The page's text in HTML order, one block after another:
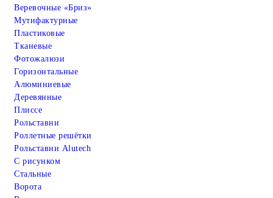
Веревочные «Бриз»
Мутифактурные
Пластиковые
Тканевые
Фотожалюзи
Горизонтальные
Алюминиевые
Деревянные
Плиссе
Рольставни
Роллетные решётки
Рольставни Alutech
С рисунком
Стальные
Ворота